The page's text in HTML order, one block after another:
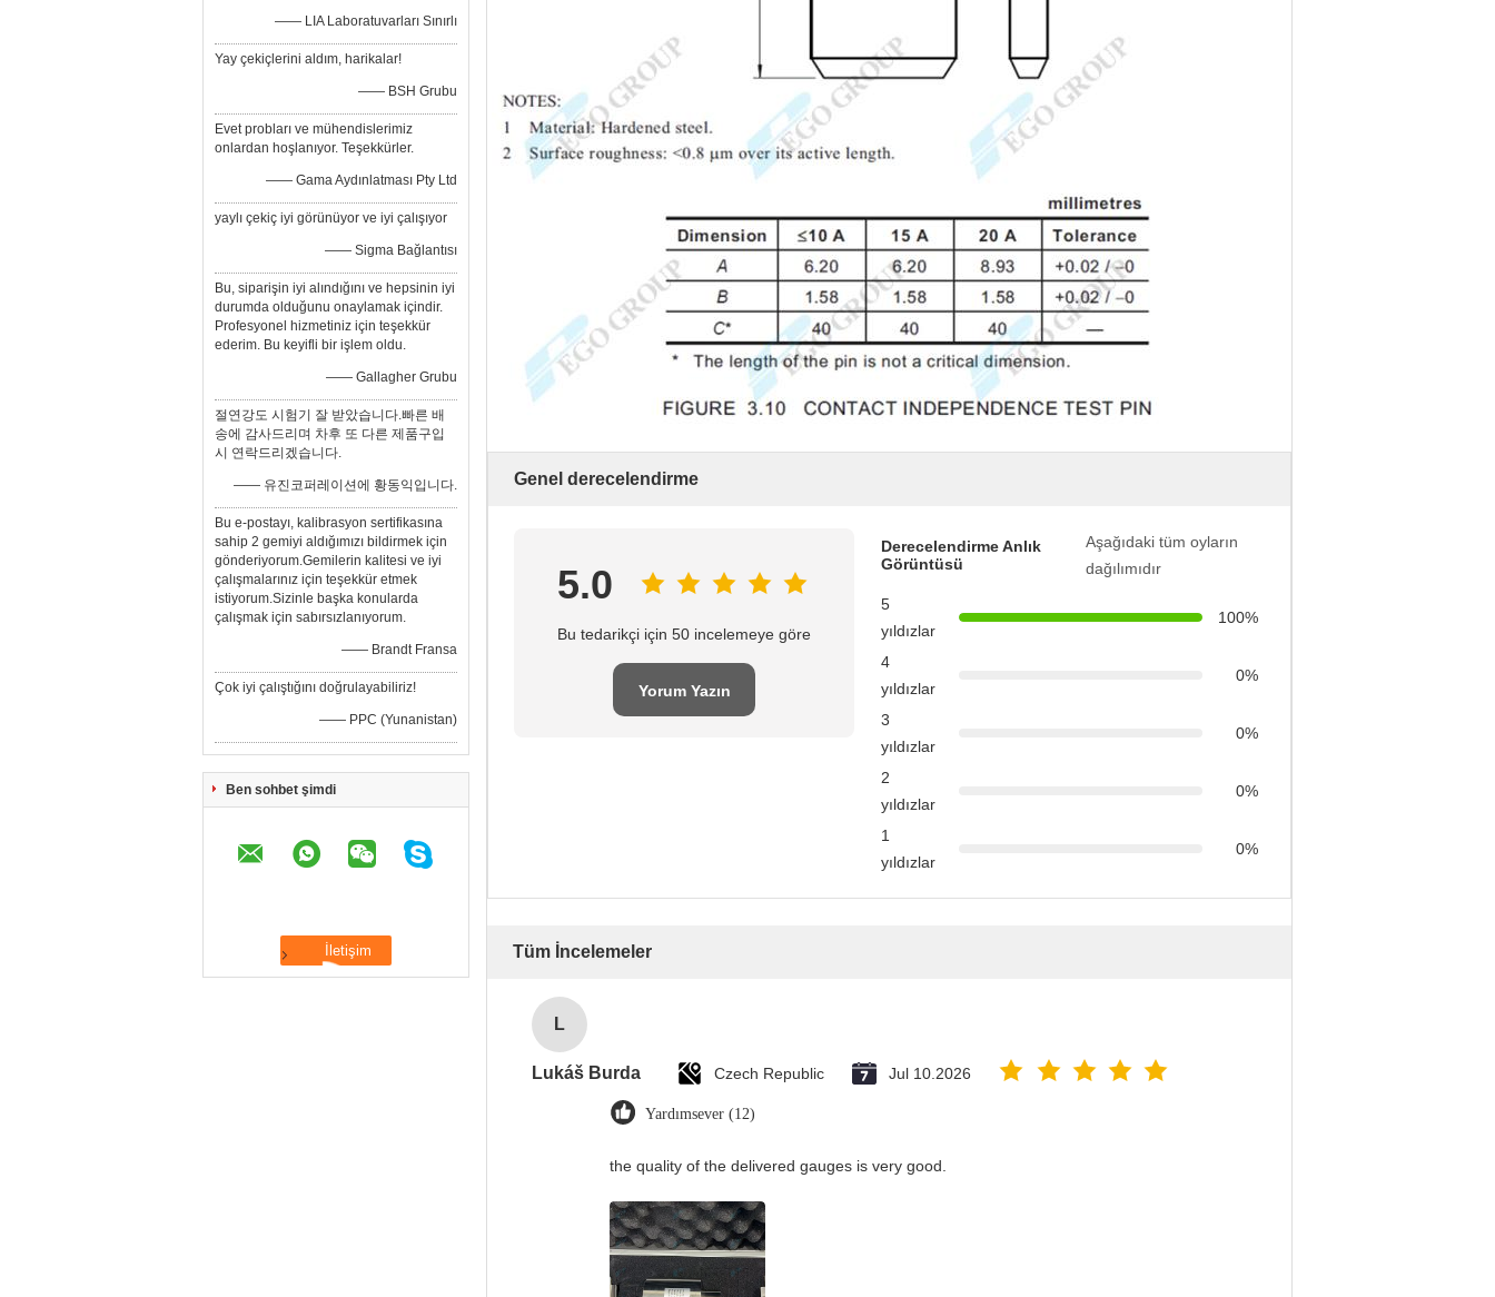
—— LIA Laboratuvarları Sınırlı
Yay çekiçlerini aldım, harikalar!
—— BSH Grubu
Evet probları ve mühendislerimiz
onlardan hoşlanıyor. Teşekkürler.
—— Gama Aydınlatması Pty Ltd
yaylı çekiç iyi görünüyor ve iyi çalışıyor
—— Sigma Bağlantısı
Bu, siparişin iyi alındığını ve hepsinin iyi
durumda olduğunu onaylamak içindir.
Profesyonel hizmetiniz için teşekkür
ederim. Bu keyifli bir işlem oldu.
—— Gallagher Grubu
절연강도 시험기 잘 받았습니다.빠른 배
송에 감사드리며 차후 또 다른 제품구입
시 연락드리겠습니다.
—— 유진코퍼레이션에 황동익입니다.
Bu e-postayı, kalibrasyon sertifikasına
sahip 2 gemiyi aldığımızı bildirmek için
gönderiyorum.Gemilerin kalitesi ve iyi
çalışmalarınız için teşekkür etmek
istiyorum.Sizinle başka konularda
çalışmak için sabırsızlanıyorum.
—— Brandt Fransa
Çok iyi çalıştığını doğrulayabiliriz!
—— PPC (Yunanistan)
Ben sohbet şimdi
Genel derecelendirme
5.0
Bu tedarikçi için 50 incelemeye göre
Yorum Yazın
Derecelendirme Anlık
Görüntüsü
Aşağıdaki tüm oyların
dağılımıdır
5
yıldızlar
100%
4
yıldızlar
0%
3
yıldızlar
0%
2
yıldızlar
0%
1
yıldızlar
0%
Tüm İncelemeler
L
Lukáš Burda Czech Republic Jul 10.2026
Yardımsever (12)
the quality of the delivered gauges is very good.